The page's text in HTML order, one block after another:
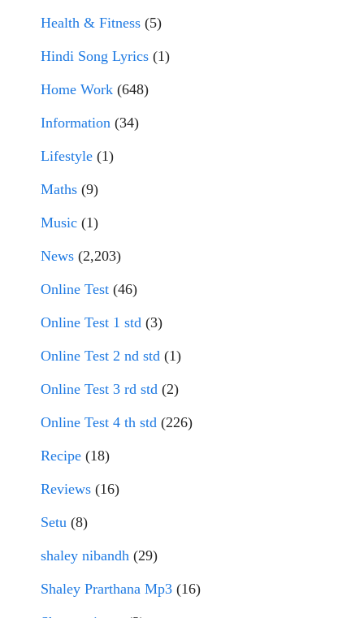
Health & Fitness (5)
Hindi Song Lyrics (1)
Home Work (648)
Information (34)
Lifestyle (1)
Maths (9)
Music (1)
News (2,203)
Online Test (46)
Online Test 1 std (3)
Online Test 2 nd std (1)
Online Test 3 rd std (2)
Online Test 4 th std (226)
Recipe (18)
Reviews (16)
Setu (8)
shaley nibandh (29)
Shaley Prarthana Mp3 (16)